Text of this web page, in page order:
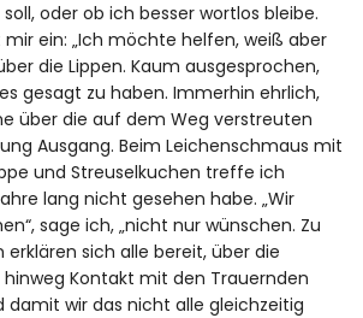
oder ob ich besser wortlos bleibe.
ein: „Ich möchte helfen, weiß aber
die Lippen. Kaum ausgesprochen,
gesagt zu haben. Immerhin ehrlich,
über die auf dem Weg verstreuten
Ausgang. Beim Leichenschmaus mit
und Streuselkuchen treffe ich
lang nicht gesehen habe. „Wir
sage ich, „nicht nur wünschen. Zu
sich alle bereit, über die
Kontakt mit den Trauernden
damit wir das nicht alle gleichzeitig